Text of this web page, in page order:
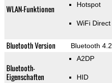
WLAN-Funktionen Hotspot
WiFi Direct
Bluetooth Version Bluetooth 4.2
Bluetooth-
Eigenschaften
A2DP
HID